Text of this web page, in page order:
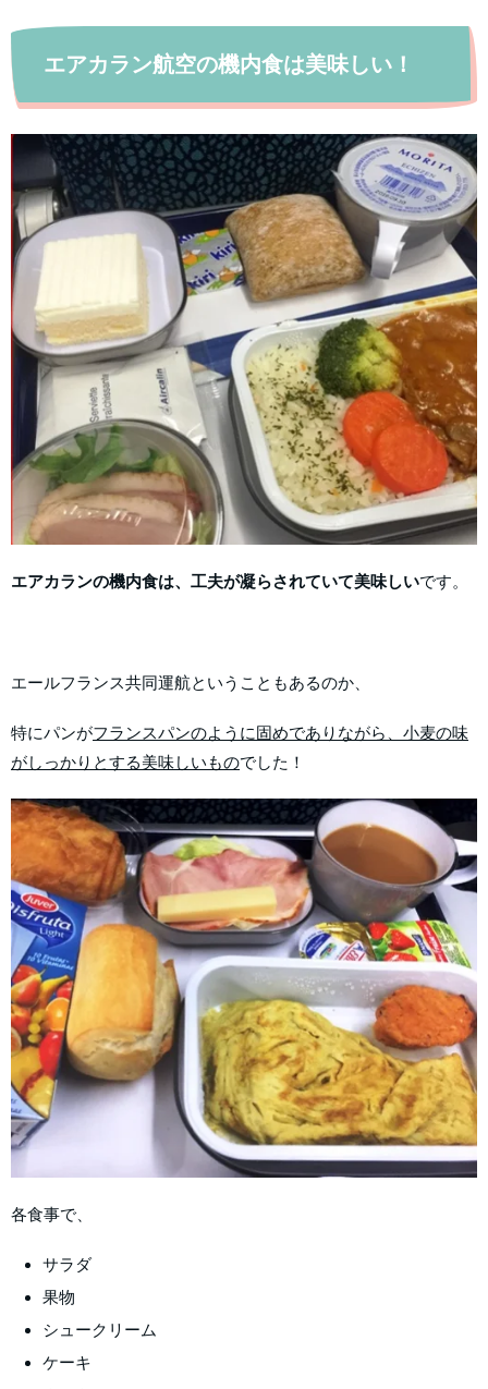
エアカラン航空の機内食は美味しい！
エアカランの機内食は、工夫が凝らされていて美味しいです。
エールフランス共同運航ということもあるのか、
特にパンがフランスパンのように固めでありながら、小麦の味
がしっかりとする美味しいものでした！
各食事で、
サラダ
果物
シュークリーム
ケーキ